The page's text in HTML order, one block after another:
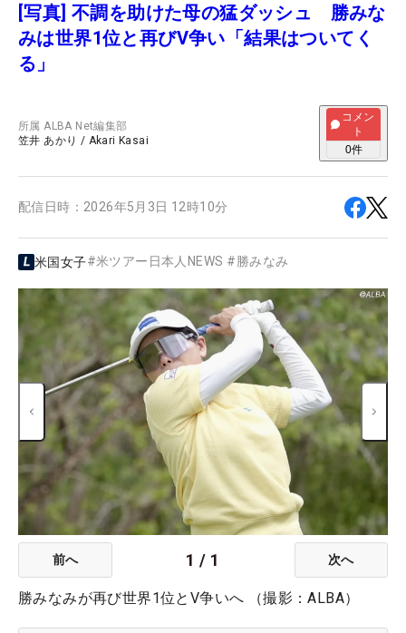
[写真] 不調を助けた母の猛ダッシュ 勝みな
みは世界1位と再びV争い「結果はついてく
る」
所属ALBA Net編集部
笠井 あかり / Akari Kasai
コメン
ト
0件
配信日時： 2026年5月3日 12時10分
米国女子#米ツアー日本人NEWS #勝みなみ
前へ 1 / 1 次へ
勝みなみが再び世界1位とV争いへ （撮影：ALBA）